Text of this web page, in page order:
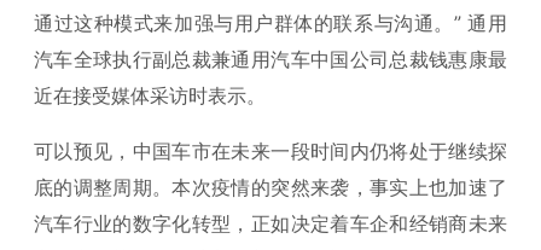
通过这种模式来加强与用户群体的联系与沟通。” 通用
汽车全球执行副总裁兼通用汽车中国公司总裁钱惠康最
近在接受媒体采访时表示。
可以预见，中国车市在未来一段时间内仍将处于继续探
底的调整周期。本次疫情的突然来袭，事实上也加速了
汽车行业的数字化转型，正如决定着车企和经销商未来